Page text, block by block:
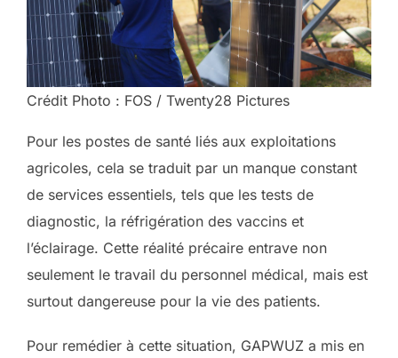
Crédit Photo : FOS / Twenty28 Pictures
Pour les postes de santé liés aux exploitations
agricoles, cela se traduit par un manque constant
de services essentiels, tels que les tests de
diagnostic, la réfrigération des vaccins et
l’éclairage. Cette réalité précaire entrave non
seulement le travail du personnel médical, mais est
surtout dangereuse pour la vie des patients.
Pour remédier à cette situation, GAPWUZ a mis en